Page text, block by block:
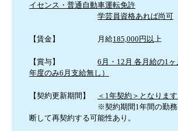
イセンス・普通自動車運転免許
学芸員資格あれば尚可
【賃金】 月給185,000円以上
【賞与】 6月・12月 各月給の1
年度のみ6月支給無し）
【契約更新期間】
＜1年契約＞となります
※契約期間1年間の勤務姿勢
断して再契約する可能性あり。